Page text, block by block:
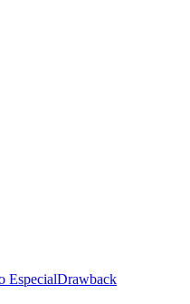
EspecialDrawback